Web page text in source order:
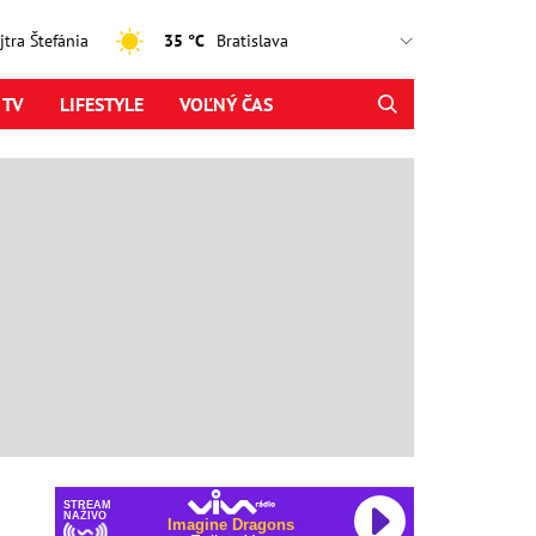
Štefánia 35 °C
LIFESTYLE VOĽNÝ ČAS
STREAM
NAŽIVO
Imagine Dragons